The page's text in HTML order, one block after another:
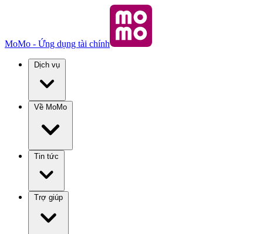
MoMo - Ứng dụng tài chính
Dịch vụ
Về MoMo
Tin tức
Trợ giúp